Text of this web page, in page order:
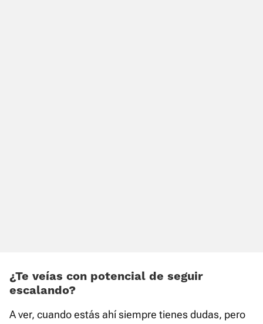
¿Te veías con potencial de seguir
escalando?
A ver, cuando estás ahí siempre tienes dudas, pero